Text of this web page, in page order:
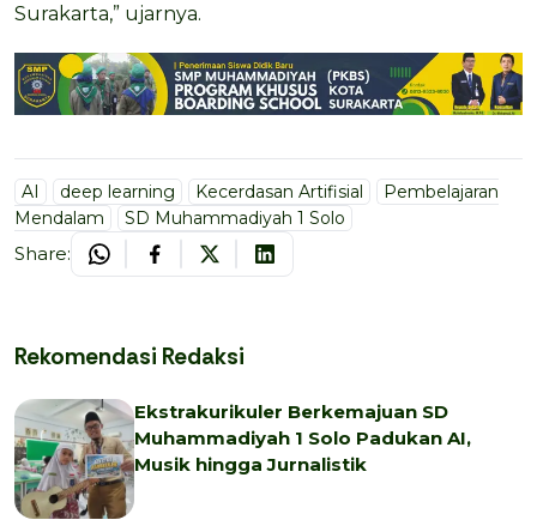
Surakarta,” ujarnya.
AI deep learning Kecerdasan Artifisial
Pembelajaran
Mendalam
SD Muhammadiyah 1 Solo
Share:
Rekomendasi Redaksi
Ekstrakurikuler Berkemajuan SD
Muhammadiyah 1 Solo Padukan AI,
Musik hingga Jurnalistik